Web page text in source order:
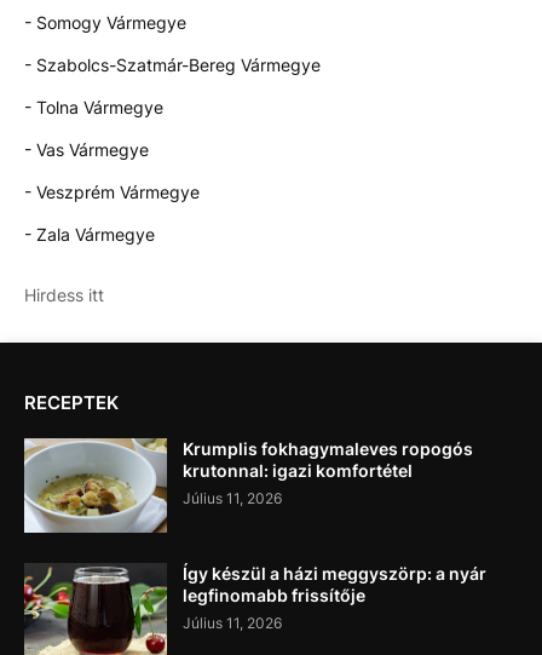
- Somogy Vármegye
- Szabolcs-Szatmár-Bereg Vármegye
- Tolna Vármegye
- Vas Vármegye
- Veszprém Vármegye
- Zala Vármegye
Hirdess itt
RECEPTEK
Krumplis fokhagymaleves ropogós
krutonnal: igazi komfortétel
Július 11, 2026
Így készül a házi meggyszörp: a nyár
legfinomabb frissítője
Július 11, 2026